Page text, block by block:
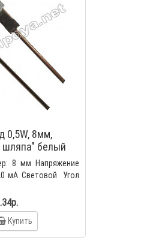
0,5W, 8мм,
шляпа" белый
8 мм Напряжение
мА Световой Угол
Купить